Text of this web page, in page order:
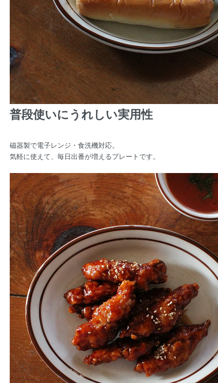
普段使いにうれしい実用性
磁器製で電子レンジ・食洗機対応。
気軽に使えて、毎日出番が増えるプレートです。